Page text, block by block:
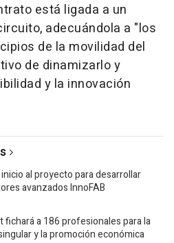
está ligada a un
adecuándola a "los
de la movilidad del
de dinamizarlo y
y la innovación
al proyecto para desarrollar
avanzados InnoFAB
fichará a 186 profesionales para la
y la promoción económica